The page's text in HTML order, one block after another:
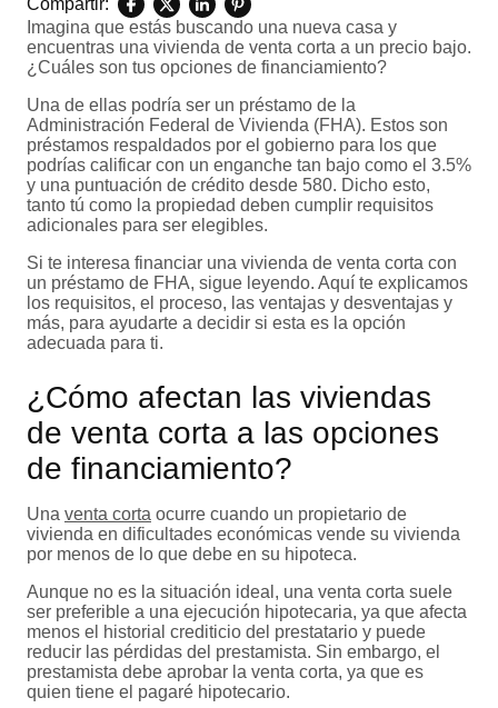
Compartir:
Imagina que estás buscando una nueva casa y
encuentras una vivienda de venta corta a un precio bajo.
¿Cuáles son tus opciones de financiamiento?
Una de ellas podría ser un préstamo de la
Administración Federal de Vivienda (FHA). Estos son
préstamos respaldados por el gobierno para los que
podrías calificar con un enganche tan bajo como el 3.5%
y una puntuación de crédito desde 580. Dicho esto,
tanto tú como la propiedad deben cumplir requisitos
adicionales para ser elegibles.
Si te interesa financiar una vivienda de venta corta con
un préstamo de FHA, sigue leyendo. Aquí te explicamos
los requisitos, el proceso, las ventajas y desventajas y
más, para ayudarte a decidir si esta es la opción
adecuada para ti.
¿Cómo afectan las viviendas
de venta corta a las opciones
de financiamiento?
Una venta corta ocurre cuando un propietario de
vivienda en dificultades económicas vende su vivienda
por menos de lo que debe en su hipoteca.
Aunque no es la situación ideal, una venta corta suele
ser preferible a una ejecución hipotecaria, ya que afecta
menos el historial crediticio del prestatario y puede
reducir las pérdidas del prestamista. Sin embargo, el
prestamista debe aprobar la venta corta, ya que es
quien tiene el pagaré hipotecario.